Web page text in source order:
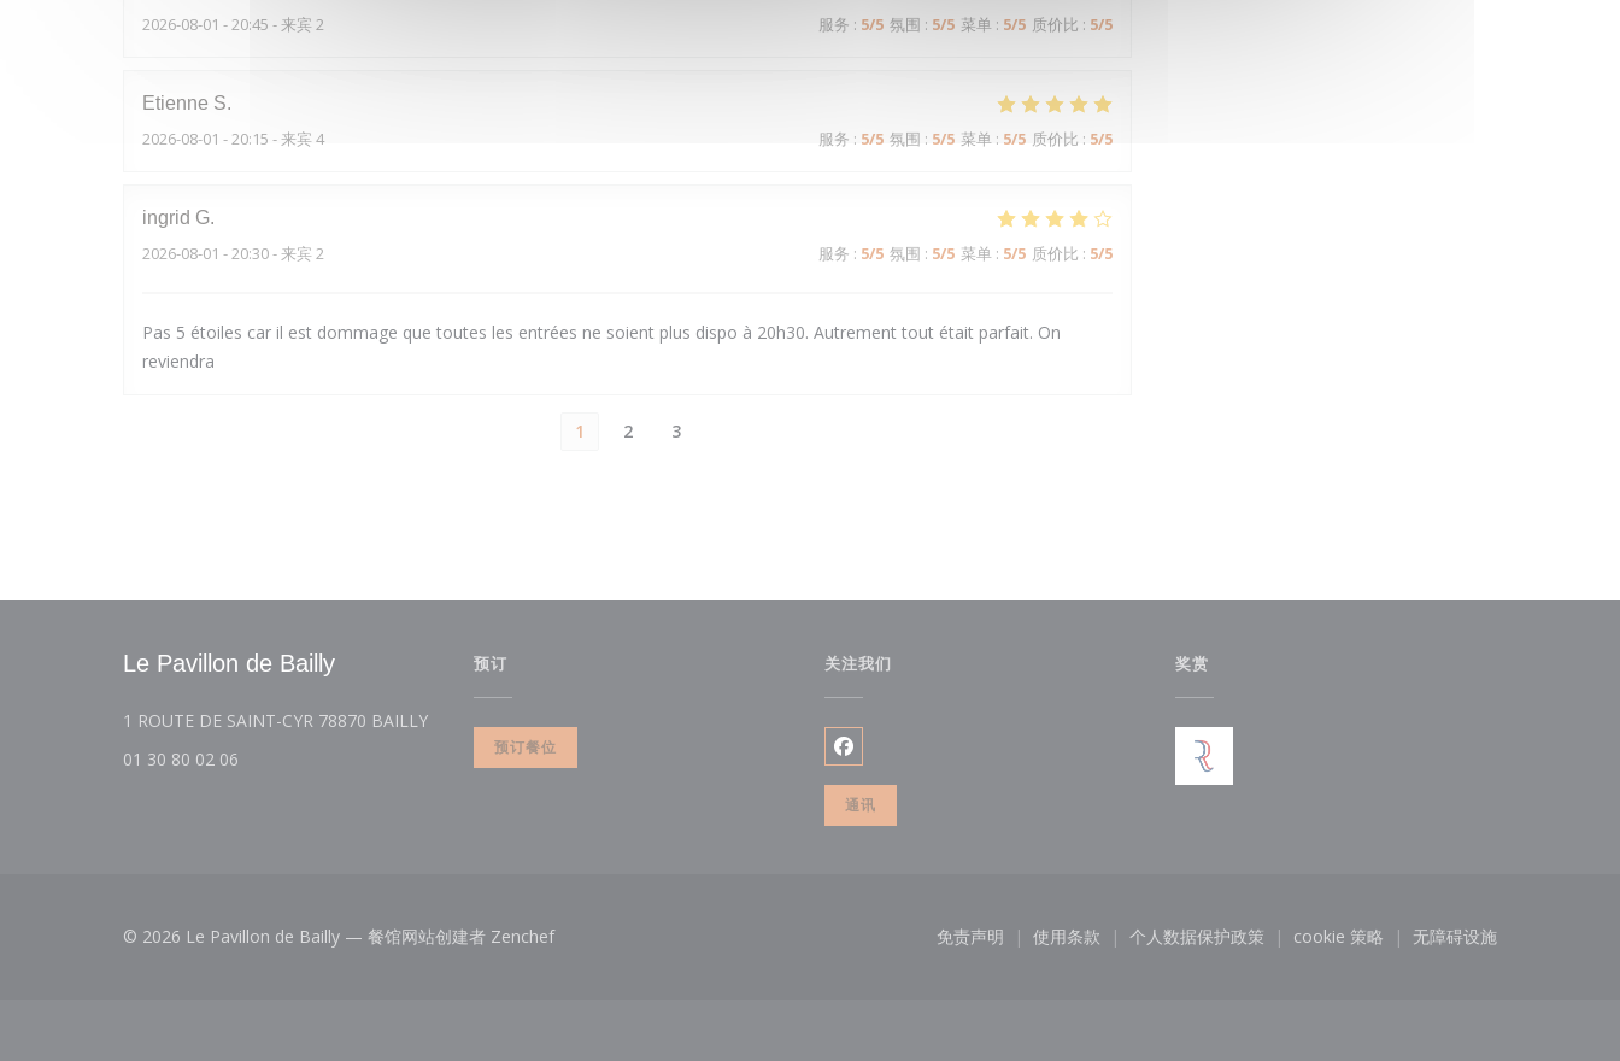
2026-08-01 - 20:45 - 来宾 2 服务 : 5/5 氛围 : 5/5 菜单 : 5/5 质价比 : 5/5
Etienne S
2026-08-01 - 20:15 - 来宾 4 服务 : 5/5 氛围 : 5/5 菜单 : 5/5 质价比 : 5/5
ingrid G
2026-08-01 - 20:30 - 来宾 2 服务 : 5/5 氛围 : 5/5 菜单 : 5/5 质价比 : 5/5
Pas 5 étoiles car il est dommage que toutes les entrées ne soient plus dispo à 20h30. Autrement tout était parfait. On
reviendra
1 2 3
Le Pavillon de Bailly
1 ROUTE DE SAINT-CYR 78870 BAILLY((在新窗口中打开))
01 30 80 02 06
预订
预订餐位
关注我们
Facebook ((在新窗口中打开))
通讯
奖赏
© 2026 Le Pavillon de Bailly — 餐馆网站创建者 Zenchef((在新窗口中打开)) 免责声明
((在新窗口中打开))
使用条款
((在新窗口中打开))
个人数据保护政策
((在新窗口中打开))
cookie 策略
((在新窗口中打开))
无障碍设施
((在新窗口中打开))